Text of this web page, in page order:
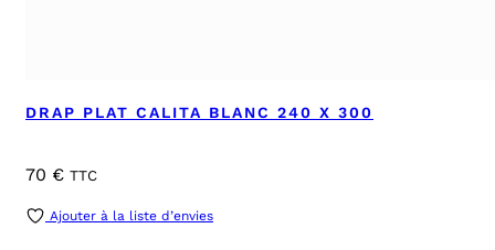
DRAP PLAT CALITA BLANC 240 X 300
70 € TTC
Ajouter à la liste d’envies